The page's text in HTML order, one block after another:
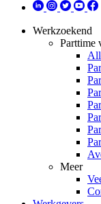
Werkzoekend
Parttime
Meer